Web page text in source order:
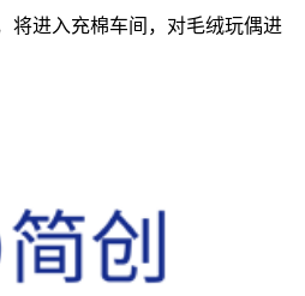
将进入充棉车间，对毛绒玩偶进